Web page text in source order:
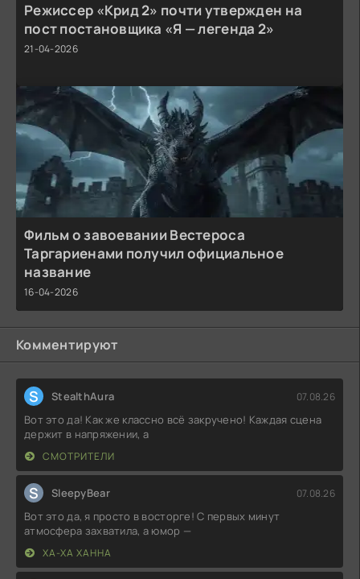
Режиссер «Крид 2» почти утвержден на
пост постановщика «Я — легенда 2»
21-04-2026
Фильм о завоевании Вестероса
Таргариенами получил официальное
название
16-04-2026
Комментируют
S StealthAura 07.08.26
Вот это да! Как же классно всё закручено! Каждая сцена
держит в напряжении, а
СМОТРИТЕЛИ
S SleepyBear 07.08.26
Вот это да, я просто в восторге! С первых минут
атмосфера захватила, а юмор —
ХА-ХА ХАННА